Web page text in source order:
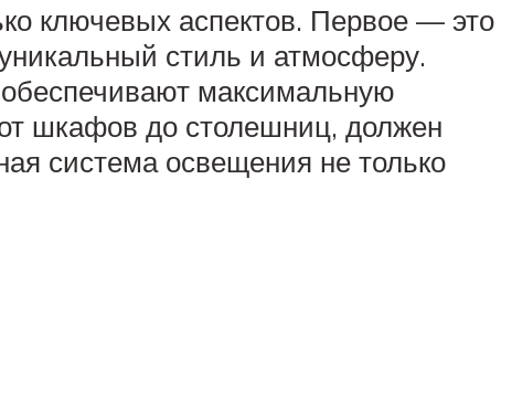
ключевых аспектов. Первое — это
стиль и атмосферу.
максимальную
шкафов до столешниц, должен
система освещения не только